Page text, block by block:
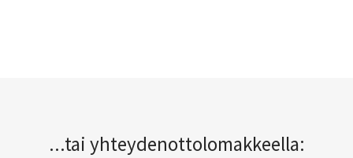
...tai yhteydenottolomakkeella: